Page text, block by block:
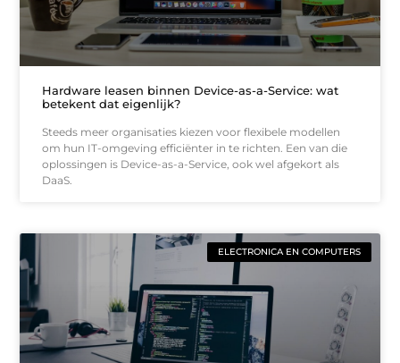
Hardware leasen binnen Device-as-a-Service: wat
betekent dat eigenlijk?
Steeds meer organisaties kiezen voor flexibele modellen
om hun IT-omgeving efficiënter in te richten. Een van die
oplossingen is Device-as-a-Service, ook wel afgekort als
DaaS.
ELECTRONICA EN COMPUTERS